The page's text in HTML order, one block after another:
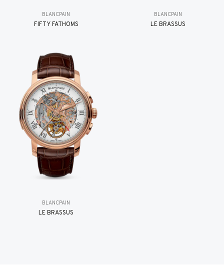
BLANCPAIN
FIFTY FATHOMS
BLANCPAIN
LE BRASSUS
BLANCPAIN
LE BRASSUS